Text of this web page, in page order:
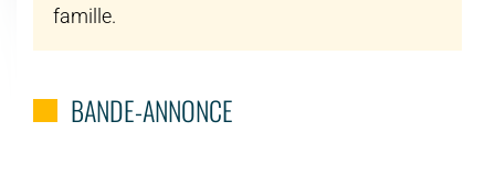
famille.
BANDE-ANNONCE